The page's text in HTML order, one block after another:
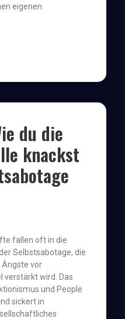
eigenen
du die
knackst
fallen oft in die
Selbstsabotage, die
Ängste vor
verstärkt wird. Das
und People
sickert in